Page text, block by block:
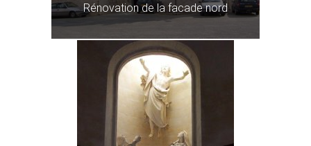
Rénovation de la facade nord